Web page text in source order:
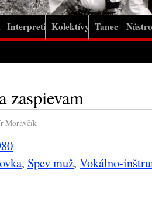
Interpreti Kolektívy Tanec
zaspievam
Moravčík
, Spev muž, Vokálno-